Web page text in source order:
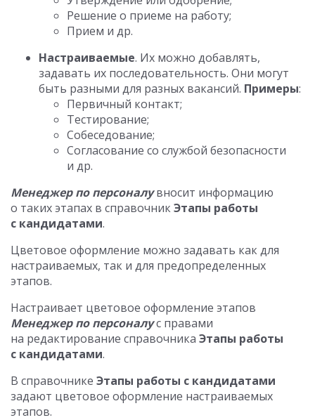
Решение о приеме на работу;
Прием и др.
Настраиваемые. Их можно добавлять,
задавать их последовательность. Они могут
быть разными для разных вакансий. Примеры:
Первичный контакт;
Тестирование;
Собеседование;
Согласование со службой безопасности
и др.
Менеджер по персоналувносит информацию
о таких этапах в справочникЭтапы работы
с кандидатами.
Цветовое оформление можно задавать как для
настраиваемых, так и для предопределенных
этапов.
Настраивает цветовое оформление этапов
Менеджер по персоналус правами
на редактирование справочника Этапы работы
с кандидатами.
В справочнике Этапы работы с кандидатами
задают цветовое оформление настраиваемых
этапов.